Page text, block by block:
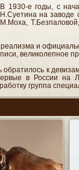
В 1930-е годы, с
Н.Суетина на заводе
М.Моха,
реализма и
великолепное
обратилось к
в России
группа